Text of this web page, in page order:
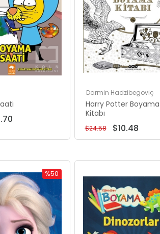
Darmin Hadzibegoviç
Harry Potter Boyama
Kitabı
$10.48
$24.58
%50
İndirim
%50İndirim